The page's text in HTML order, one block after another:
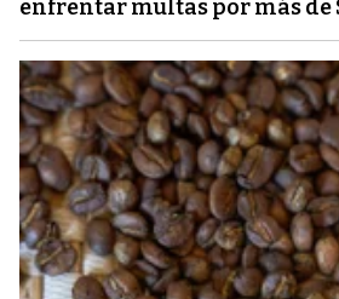
enfrentar multas por más de